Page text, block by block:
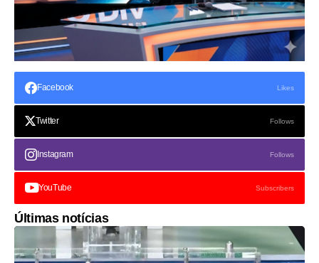
Facebook Likes
Twitter Follows
Instagram Follows
YouTube Subscribers
Últimas notícias